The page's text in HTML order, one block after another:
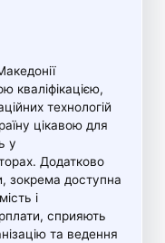
кваліфікацією,
технологій
цікавою для
у
Додатково
зокрема доступна
і
сприяють
та ведення